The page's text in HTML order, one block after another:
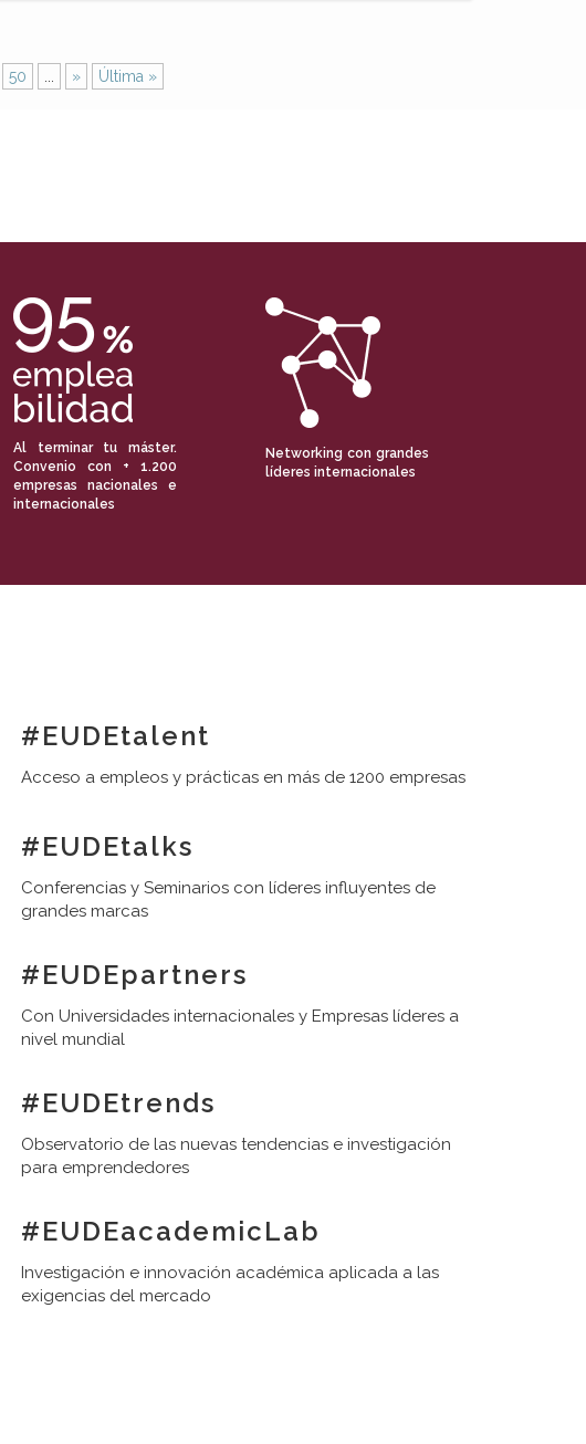
50 » Última »
Al terminar tu máster.
Convenio con + 1.200
empresas nacionales e
internacionales
Networking con grandes
líderes internacionales
#EUDEtalent
Acceso a empleos y prácticas en más de 1200 empresas
#EUDEtalks
Conferencias y Seminarios con líderes influyentes de
grandes marcas
#EUDEpartners
Con Universidades internacionales y Empresas líderes a
nivel mundial
#EUDEtrends
Observatorio de las nuevas tendencias e investigación
para emprendedores
#EUDEacademicLab
Investigación e innovación académica aplicada a las
exigencias del mercado